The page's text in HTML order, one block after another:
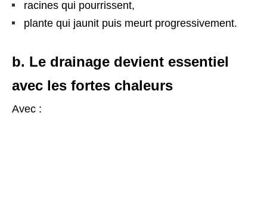
racines qui pourrissent,
plante qui jaunit puis meurt progressivement.
b. Le drainage devient essentiel
avec les fortes chaleurs
Avec :